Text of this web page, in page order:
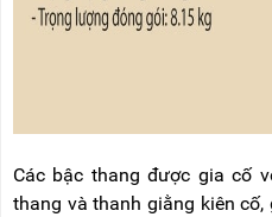
Các bậc thang được gia cố
thang và thanh giằng kiên